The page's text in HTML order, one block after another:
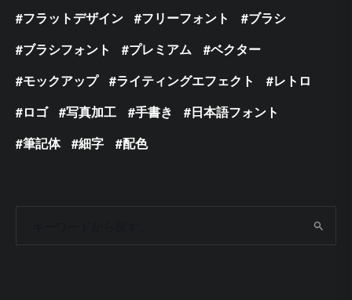
フラットデザイン
フリーフォント
ブラシ
ブラシフォント
プレミアム
ベクター
モックアップ
ライティングエフェクト
レトロ
ロゴ
写真加工 手書き
日本語フォント
筆記体
細字 配色